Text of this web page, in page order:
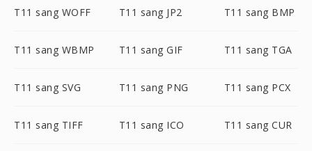
T11 sang WOFF T11 sang JP2 T11 sang BMP
T11 sang WBMP T11 sang GIF T11 sang TGA
T11 sang SVG T11 sang PNG T11 sang PCX
T11 sang TIFF T11 sang ICO T11 sang CUR